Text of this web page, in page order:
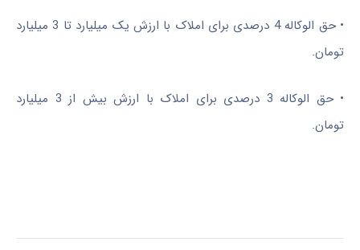
•
حق الوکاله 4 درصدی برای املاک با ارزش یک میلیارد تا 3 میلیارد
تومان.
•
حق الوکاله 3 درصدی برای املاک با ارزش بیش از 3 میلیارد
تومان.